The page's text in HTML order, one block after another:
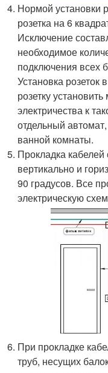
Нормой установки
розетка на 6
Исключение
необходимое
подключения всех
Установка розеток
розетку
электричества к
отдельный
ванной комнаты.
Прокладка кабелей
вертикально и
90 градусов. Все
электрическую
При прокладке
труб, несущих